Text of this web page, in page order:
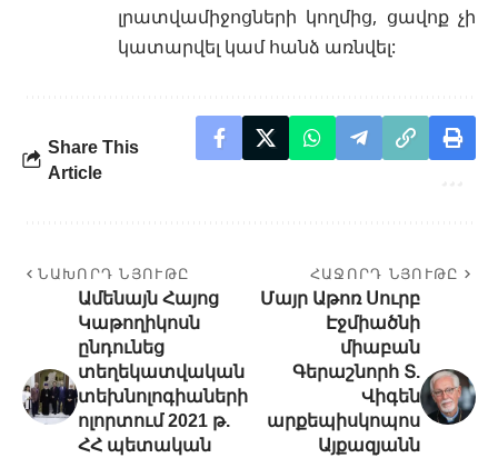
լրատվամիջոցների կողմից, ցավոք չի
կատարվել կամ հանձ առնվել:
Share This
Article
ՆԱԽՈՐԴ ՆՅՈՒԹԸ
Ամենայն Հայոց
Կաթողիկոսն
ընդունեց
տեղեկատվական
տեխնոլոգիաների
ոլորտում 2021 թ.
ՀՀ պետական
ՀԱՋՈՐԴ ՆՅՈՒԹԸ
Մայր Աթոռ Սուրբ
Էջմիածնի
միաբան
Գերաշնորհ Տ.
Վիգեն
արքեպիսկոպոս
Այքազյանն